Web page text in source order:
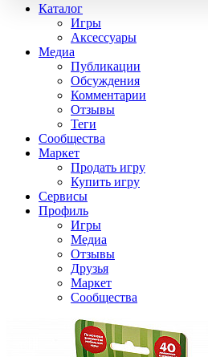
Каталог
Игры
Аксессуары
Медиа
Публикации
Обсуждения
Комментарии
Отзывы
Теги
Сообщества
Маркет
Продать игру
Купить игру
Сервисы
Профиль
Игры
Медиа
Отзывы
Друзья
Маркет
Сообщества